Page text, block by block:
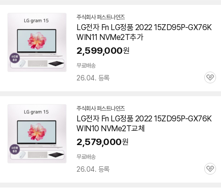
주식회사 퍼스트나인즈네
이
버
페
이
LG전자 Fn LG정품 2022 15ZD95P-GX76K
WIN11 NVMe2T추가
2,599,000원
무료배송
26.04. 등록
관
주식회사 퍼스트나인즈네
이
버
페
이
LG전자 Fn LG정품 2022 15ZD95P-GX76K
WIN10 NVMe2T교체
2,579,000원
무료배송
26.04. 등록
관